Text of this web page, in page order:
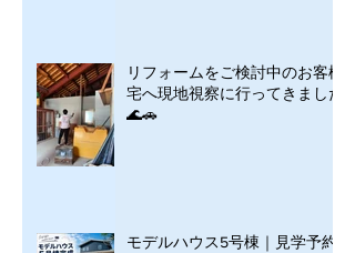
リフォームをご検討中のお客様
宅へ現地視察に行ってきました
🌊🚗
モデルハウス5号棟｜見学予約